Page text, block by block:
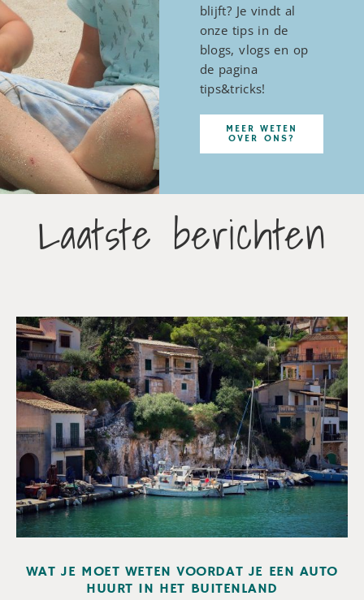
blijft? Je vindt al
onze tips in de
blogs, vlogs en op
de pagina
tips&tricks!
MEER WETEN
OVER ONS?
Laatste berichten
WAT JE MOET WETEN VOORDAT JE EEN AUTO
HUURT IN HET BUITENLAND